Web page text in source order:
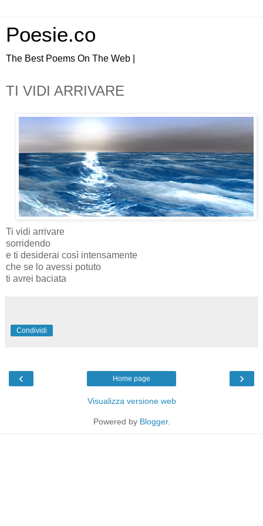
Poesie.co
The Best Poems On The Web |
TI VIDI ARRIVARE
Ti vidi arrivare
sorridendo
e ti desiderai così intensamente
che se lo avessi potuto
ti avrei baciata
Condividi
‹ ›
Home page
Visualizza versione web
Powered by Blogger.